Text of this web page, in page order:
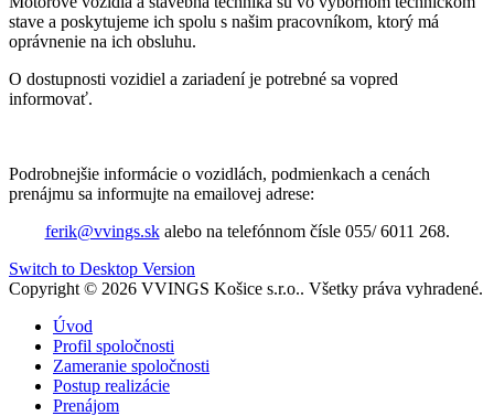
stave a poskytujeme ich spolu s našim pracovníkom, ktorý má
oprávnenie na ich obsluhu.
O dostupnosti vozidiel a zariadení je potrebné sa vopred
informovať.
Podrobnejšie informácie o vozidlách, podmienkach a cenách
prenájmu sa informujte na emailovej adrese:
ferik@vvings.skalebo na telefónnom čísle 055/ 6011 268.
Switch to Desktop Version
Copyright © 2026 VVINGS Košice s.r.o.. Všetky práva vyhradené.
Úvod
Profil spoločnosti
Zameranie spoločnosti
Postup realizácie
Prenájom